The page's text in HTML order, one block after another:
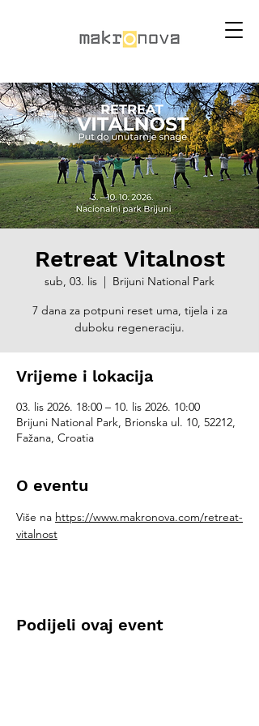
Retreat Vitalnost
sub, 03. lis
  |
Brijuni National Park
7 dana za potpuni reset uma, tijela i za
duboku regeneraciju.
Vrijeme i lokacija
03. lis 2026. 18:00 – 10. lis 2026. 10:00
Brijuni National Park, Brionska ul. 10, 52212,
Fažana, Croatia
O eventu
Više na https://www.makronova.com/retreat-
vitalnost
Podijeli ovaj event